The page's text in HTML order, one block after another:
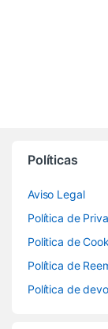
Políticas
Aviso Legal
Política de
Politica de
Política de
Política de